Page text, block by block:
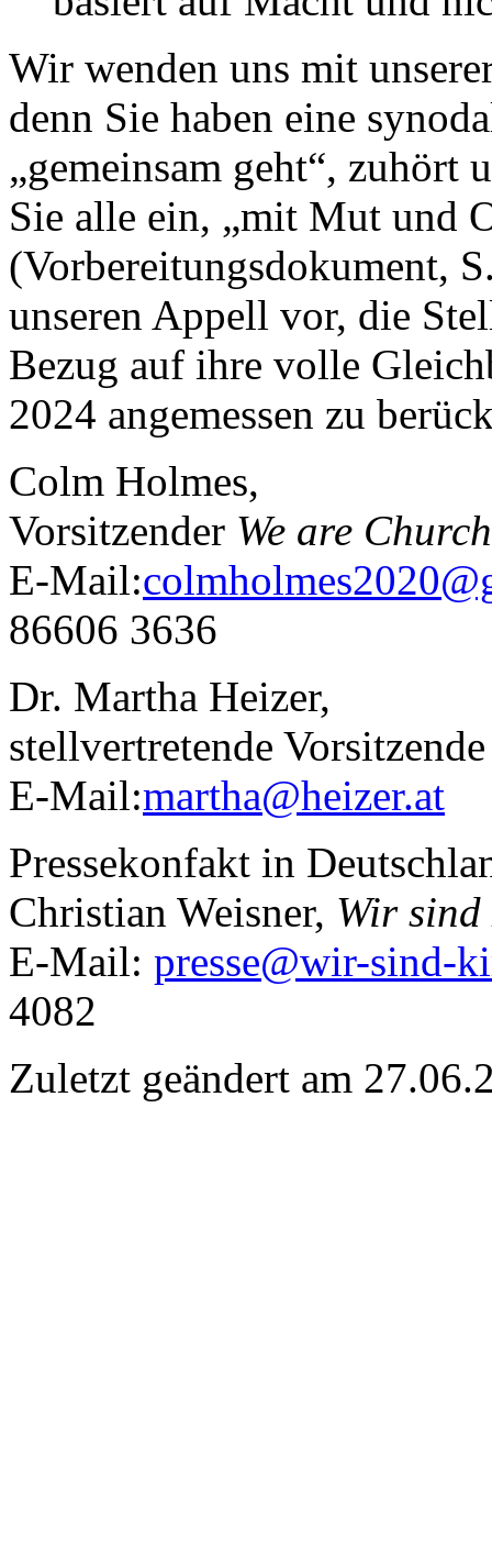
Wir wenden uns mit
denn Sie haben eine
„gemeinsam geht“, zuhört
Sie alle ein, „mit Mut und
(Vorbereitungsdokument,
unseren Appell vor, die
Bezug auf ihre volle
2024 angemessen zu
Colm Holmes,
Vorsitzender We are
E-Mail:
86606 3636
Dr. Martha Heizer,
stellvertretende
E-Mail:martha@heizer.at
Pressekonfakt in
Christian Weisner, Wir
E-Mail: presse@wir-sind-
4082
Zuletzt geändert am